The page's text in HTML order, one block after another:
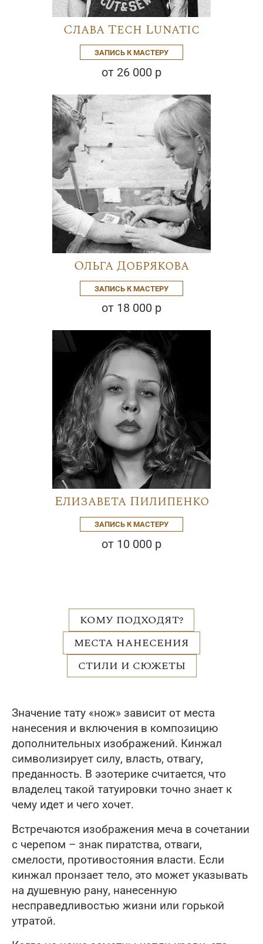
Слава Tech Lunatic
ЗАПИСЬ К МАСТЕРУ
от 26 000 р
Ольга Добрякова
ЗАПИСЬ К МАСТЕРУ
от 18 000 р
Елизавета Пилипенко
ЗАПИСЬ К МАСТЕРУ
от 10 000 р
КОМУ ПОДХОДЯТ?
МЕСТА НАНЕСЕНИЯ
СТИЛИ И СЮЖЕТЫ
Значение тату «нож» зависит от места
нанесения и включения в композицию
дополнительных изображений. Кинжал
символизирует силу, власть, отвагу,
преданность. В эзотерике считается, что
владелец такой татуировки точно знает к
чему идет и чего хочет.
Встречаются изображения меча в сочетании
с черепом – знак пиратства, отваги,
смелости, противостояния власти. Если
кинжал пронзает тело, это может указывать
на душевную рану, нанесенную
несправедливостью жизни или горькой
утратой.